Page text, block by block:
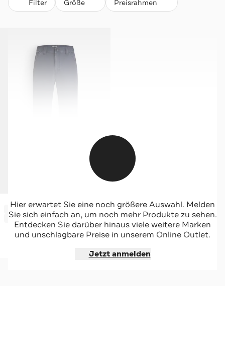
Filter Größe Preisrahmen
VANS
Jeans dunkelblau Loose Fit
-43%*
Sale
Jetzt shoppen
Hier erwartet Sie eine noch größere Auswahl. Melden
Sie sich einfach an, um noch mehr Produkte zu sehen.
Entdecken Sie darüber hinaus viele weitere Marken
und unschlagbare Preise in unserem Online Outlet.
Jetzt anmelden